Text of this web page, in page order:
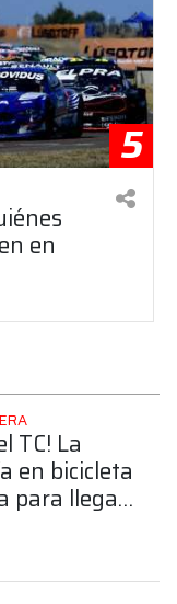
5
en
TC! La
en bicicleta
para llegar